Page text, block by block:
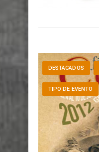
DESTACADOS
TIPO DE EVENTO